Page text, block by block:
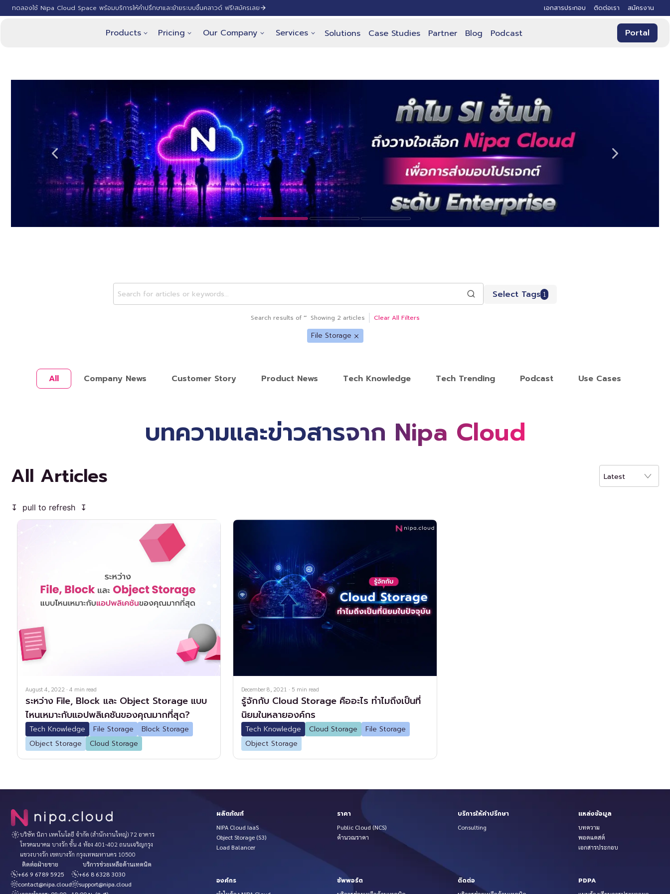
ทดลองใช้ Nipa Cloud Space พร้อมบริการให้คำปรึกษาและย้ายระบบขึ้นคลาวด์ ฟรี!สมัครเลย เอกสารประกอบ ติดต่อเรา สมัครงาน
Products Pricing Our Company Services Solutions Case Studies Partner Blog Podcast Portal
Select Tags 1
Search results of ‘’ Showing 2 articles Clear All Filters
File Storage
All Company News Customer Story Product News Tech Knowledge Tech Trending Podcast Use Cases
บทความและข่าวสารจาก Nipa Cloud
All Articles Latest
↧ pull to refresh ↧
August 4, 2022 · 4 min read
ระหว่าง File, Block และ Object Storage แบบ
ไหนเหมาะกับแอปพลิเคชันของคุณมากที่สุด?
Tech Knowledge File Storage
Block Storage
Object Storage
Cloud Storage
December 8, 2021 · 5 min read
รู้จักกับ Cloud Storage คืออะไร ทำไมถึงเป็นที่
นิยมในหลายองค์กร
Tech Knowledge Cloud Storage
File Storage
Object Storage
บริษัท นิภา เทคโนโลยี จำกัด (สำนักงานใหญ่) 72 อาคาร
โทรคมนาคม บางรัก ชั้น 4 ห้อง 401-402 ถนนเจริญกรุง
แขวงบางรัก เขตบางรัก กรุงเทพมหานคร 10500
ติดต่อฝ่ายขาย
+66 9 6789 5925
contact@nipa.cloud
บริการช่วยเหลือด้านเทคนิค
+66 8 6328 3030
support@nipa.cloud
ผลิตภัณฑ์
NIPA Cloud IaaS
Object Storage (S3)
Load Balancer
ราคา
Public Cloud (NCS)
คำนวณราคา
บริการให้คำปรึกษา
Consulting
แหล่งข้อมูล
บทความ
พอดแคสต์
เอกสารประกอบ
องค์กร ซัพพอร์ต ติดต่อ PDPA